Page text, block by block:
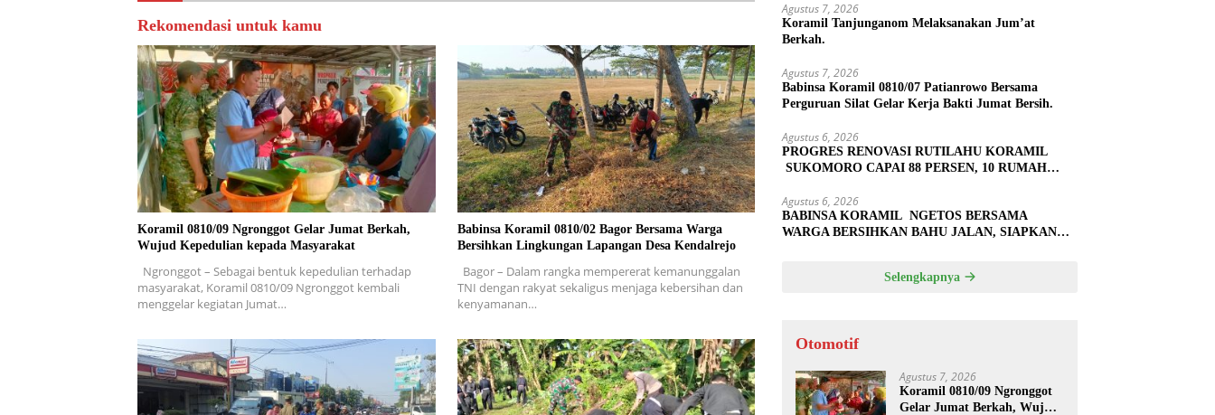
Rekomendasi untuk kamu
Koramil 0810/09 Ngronggot Gelar Jumat Berkah,
Wujud Kepedulian kepada Masyarakat
Ngronggot – Sebagai bentuk kepedulian terhadap
masyarakat, Koramil 0810/09 Ngronggot kembali
menggelar kegiatan Jumat…
Babinsa Koramil 0810/02 Bagor Bersama Warga
Bersihkan Lingkungan Lapangan Desa Kendalrejo
Bagor – Dalam rangka mempererat kemanunggalan
TNI dengan rakyat sekaligus menjaga kebersihan dan
kenyamanan…
Agustus 7, 2026
Koramil Tanjunganom Melaksanakan Jum’at
Berkah.
Agustus 7, 2026
Babinsa Koramil 0810/07 Patianrowo Bersama
Perguruan Silat Gelar Kerja Bakti Jumat Bersih.
Agustus 6, 2026
PROGRES RENOVASI RUTILAHU KORAMIL
SUKOMORO CAPAI 88 PERSEN, 10 RUMAH
Agustus 6, 2026
BABINSA KORAMIL NGETOS BERSAMA
WARGA BERSIHKAN BAHU JALAN, SIAPKAN
Selengkapnya
Otomotif
Agustus 7, 2026
Koramil 0810/09 Ngronggot
Gelar Jumat Berkah, Wujud